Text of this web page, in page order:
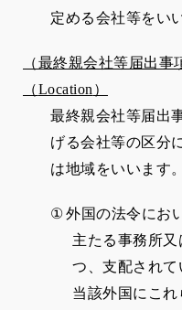
定める会社等をい
（最終親会社等届出事
（Location ）
最終親会社等届出
げる会社等の区分
は地域をいいます。
①外国の法令にお
主たる事務所
つ、支配され
当該外国にこ